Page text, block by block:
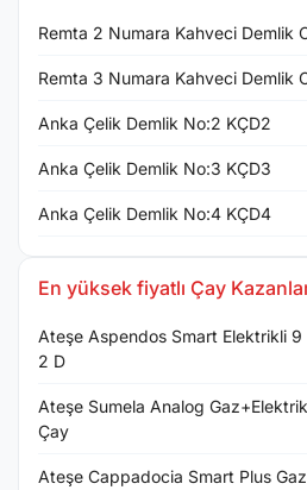
Remta 2 Numara Kahveci Demlik
Remta 3 Numara Kahveci Demlik
Anka Çelik Demlik No:2 KÇD2
Anka Çelik Demlik No:3 KÇD3
Anka Çelik Demlik No:4 KÇD4
En yüksek fiyatlı Çay
Ateşe Aspendos Smart Elektrikli
2 D
Ateşe Sumela Analog
Çay
Ateşe Cappadocia Smart Plus